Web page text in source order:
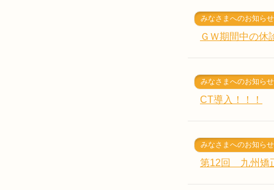
みなさまへのお知らせ
ＧＷ期間中の休
みなさまへのお知らせ
CT導入！！！
みなさまへのお知らせ
第12回 九州矯